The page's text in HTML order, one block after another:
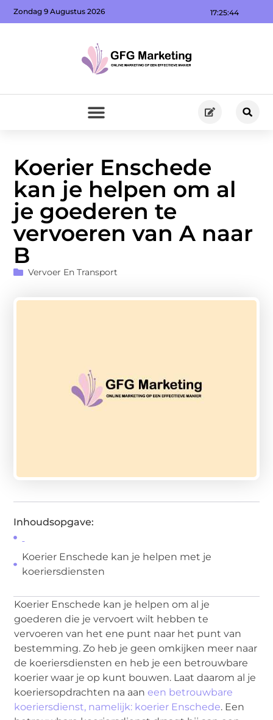
17:25:45
Zondag 9 Augustus 2026
Koerier Enschede
kan je helpen om al
je goederen te
vervoeren van A naar
B
Vervoer En Transport
Inhoudsopgave:
Koerier Enschede kan je helpen met je
koeriersdiensten
Koerier Enschede kan je helpen om al je
goederen die je vervoert wilt hebben te
vervoeren van het ene punt naar het punt van
bestemming. Zo heb je geen omkijken meer naar
de koeriersdiensten en heb je een betrouwbare
koerier waar je op kunt bouwen. Laat daarom al je
koeriersopdrachten na aaneen betrouwbare
koeriersdienst, namelijk: koerier Enschede. Een